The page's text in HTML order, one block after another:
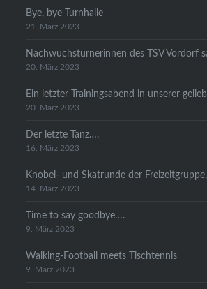
Bye, bye Turnhalle
21. März 2023
Nachwuchsturnerinnen des TSV Vordorf
20. März 2023
Ein letzter Trainingsabend in unserer
20. März 2023
Der letzte Tanz….
16. März 2023
Knobel- und Skatrunde der Freizeitgruppe,
14. März 2023
Time to say goodbye….
9. März 2023
Walking-Football meets Tischtennis
9. März 2023